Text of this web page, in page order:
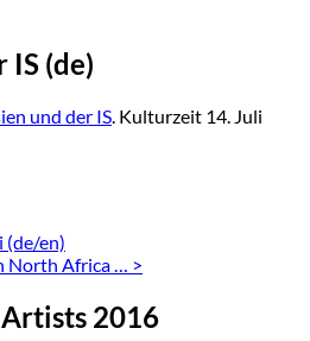
IS (de)
und der IS . Kulturzeit 14. Juli
(de/en)
North Africa … >
Artists 2016